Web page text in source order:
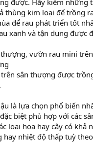
thùng kim loại để trồng
để rau phát triển tốt
xanh và tận dụng được
vườn rau mini
sân thượng được
là lựa chọn phổ biến
biệt phù hợp với các
loại hoa hay cây có khả
hay nhiệt độ thấp tuỳ